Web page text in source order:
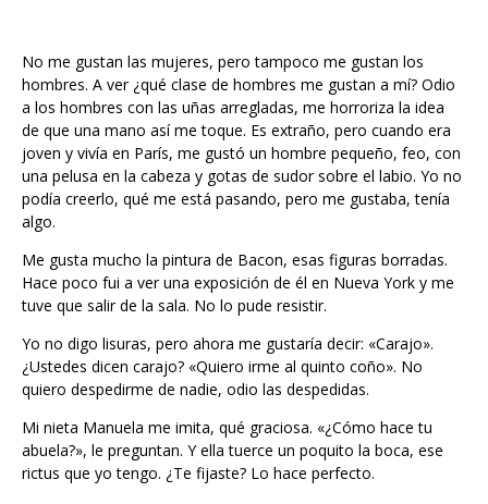
No me gustan las mujeres, pero tampoco me gustan los
hombres. A ver ¿qué clase de hombres me gustan a mí? Odio
a los hombres con las uñas arregladas, me horroriza la idea
de que una mano así me toque. Es extraño, pero cuando era
joven y vivía en París, me gustó un hombre pequeño, feo, con
una pelusa en la cabeza y gotas de sudor sobre el labio. Yo no
podía creerlo, qué me está pasando, pero me gustaba, tenía
algo.
Me gusta mucho la pintura de Bacon, esas figuras borradas.
Hace poco fui a ver una exposición de él en Nueva York y me
tuve que salir de la sala. No lo pude resistir.
Yo no digo lisuras, pero ahora me gustaría decir: «Carajo».
¿Ustedes dicen carajo? «Quiero irme al quinto coño». No
quiero despedirme de nadie, odio las despedidas.
Mi nieta Manuela me imita, qué graciosa. «¿Cómo hace tu
abuela?», le preguntan. Y ella tuerce un poquito la boca, ese
rictus que yo tengo. ¿Te fijaste? Lo hace perfecto.